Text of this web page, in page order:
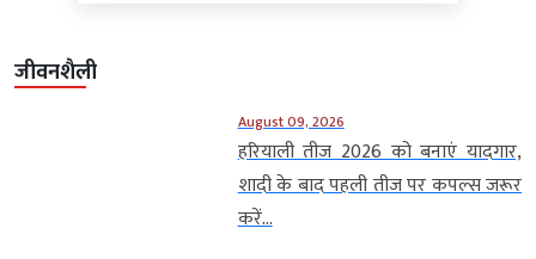
जीवनशैली
August 09, 2026
हरियाली तीज 2026 को बनाएं यादगार,
शादी के बाद पहली तीज पर कपल्स जरूर
करें...